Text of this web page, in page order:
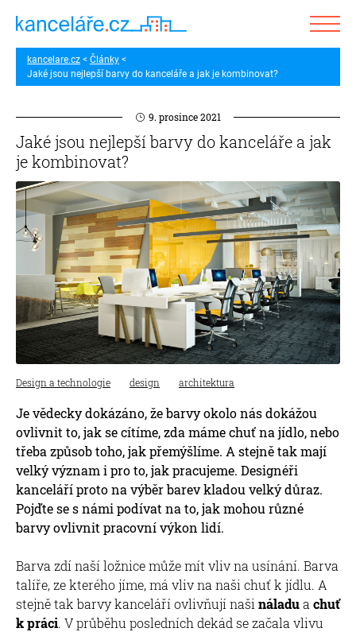
kancelare.cz
Články
Jaké jsou nejlepší barvy do kanceláře a jak je kombinovat?
9. prosince 2021
Jaké jsou nejlepší barvy do kanceláře a jak
je kombinovat?
Design a technologie design architektura
Je vědecky dokázáno, že barvy okolo nás dokážou
ovlivnit to, jak se cítíme, zda máme chuť na jídlo, nebo
třeba způsob toho, jak přemýšlíme. A stejně tak mají
velký význam i pro to, jak pracujeme. Designéři
kanceláří proto na výběr barev kladou velký důraz.
Pojďte se s námi podívat na to, jak mohou různé
barvy ovlivnit pracovní výkon lidí.
Barva zdí naší ložnice může mít vliv na usínání. Barva
talíře, ze kterého jíme, má vliv na naši chuť k jídlu. A
stejně tak barvy kanceláří ovlivňují naši náladua chuť
k práci. V průběhu posledních dekád se začala vlivu